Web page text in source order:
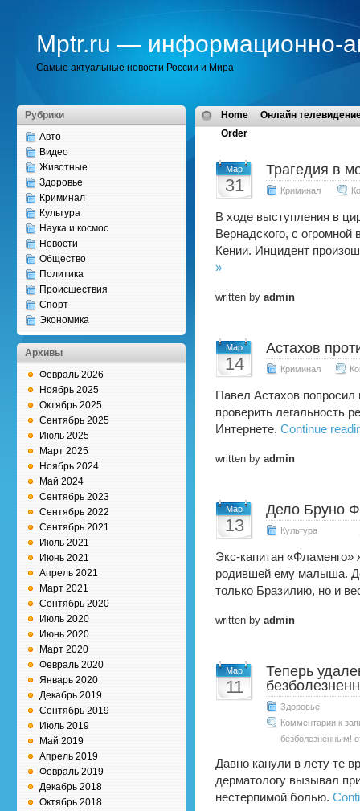
Mptr.ru — информационно-
Самые актуальные новости России и Мира
Рубрики
Авто
Видео
Животные
Здоровье
Криминал
Культура
Наука и космос
Новости
Общество
Политика
Происшествия
Спорт
Экономика
Архивы
Февраль 2026
Ноябрь 2025
Октябрь 2025
Сентябрь 2025
Июль 2025
Март 2025
Ноябрь 2024
Май 2024
Сентябрь 2023
Сентябрь 2022
Сентябрь 2021
Июль 2021
Июнь 2021
Апрель 2021
Март 2021
Сентябрь 2020
Июль 2020
Июнь 2020
Март 2020
Февраль 2020
Январь 2020
Декабрь 2019
Сентябрь 2019
Июль 2019
Май 2019
Апрель 2019
Февраль 2019
Декабрь 2018
Октябрь 2018
Home
Онлайн
Order
Мар
31
Трагедия в
Криминал
В ходе выступления в
Вернадского, с
Кении. Инцидент
»
written by admin
Мар
14
Астахов
Криминал
Павел Астахов
проверить легальность
Интернете. Continue
written by admin
Мар
13
Дело Бруно
Культура
Экс-капитан «Фламенго»
родившей ему малыша.
только Бразилию, но и
written by admin
Мар
11
Теперь
Здоровье
Комментарии к
безболезненным!
Давно канули в лету те
дерматологу вызывал
нестерпимой болью.